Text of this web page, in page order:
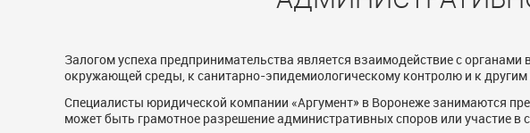
Залогом успеха предпринимательства является взаимодействие с
окружающей среды, к санитарно-эпидемиологическому контролю и к
Специалисты юридической компании «Аргумент» в Воронеже занимаются
может быть грамотное разрешение административных споров или участие в